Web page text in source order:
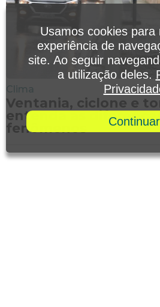
Clima
Ventania, ciclone e
entenda as
fenômenos
Usamos cookies para
experiência de
site. Ao seguir
a utilização deles.
Continuar